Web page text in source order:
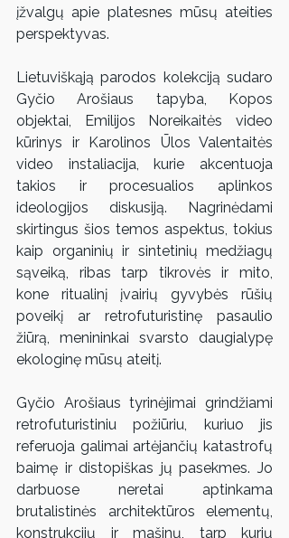
įžvalgų apie platesnes mūsų ateities
perspektyvas.
Lietuviškąją parodos kolekciją sudaro
Gyčio Arošiaus tapyba, Kopos
objektai, Emilijos Noreikaitės video
kūrinys ir Karolinos Ūlos Valentaitės
video instaliacija, kurie akcentuoja
takios ir procesualios aplinkos
ideologijos diskusiją. Nagrinėdami
skirtingus šios temos aspektus, tokius
kaip organinių ir sintetinių medžiagų
sąveiką, ribas tarp tikrovės ir mito,
kone ritualinį įvairių gyvybės rūšių
poveikį ar retrofuturistinę pasaulio
žiūrą, menininkai svarsto daugialypę
ekologinę mūsų ateitį.
Gyčio Arošiaus tyrinėjimai grindžiami
retrofuturistiniu požiūriu, kuriuo jis
referuoja galimai artėjančių katastrofų
baimę ir distopiškas jų pasekmes. Jo
darbuose neretai aptinkama
brutalistinės architektūros elementų,
konstrukcijų ir mašinų, tarp kurių